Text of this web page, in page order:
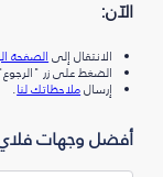
الآن:
الانتقال إلىالصفحة
الضغط على زر
إرسالملاحظاتك لنا.
أفضل وجهات